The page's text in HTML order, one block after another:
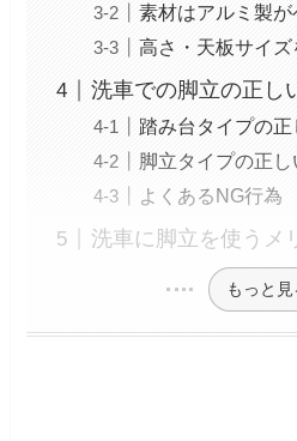
素材はアルミ製が
高さ・天板サイ
洗車での脚立の正し
踏み台タイプの
脚立タイプの正
よくあるNG行為
洗車に脚立を使うメ
もっと見